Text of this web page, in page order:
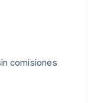
comisiones